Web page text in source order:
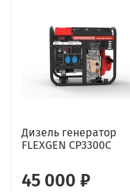
Дизель генератор
FLEXGEN CP3300C
45 000 ₽